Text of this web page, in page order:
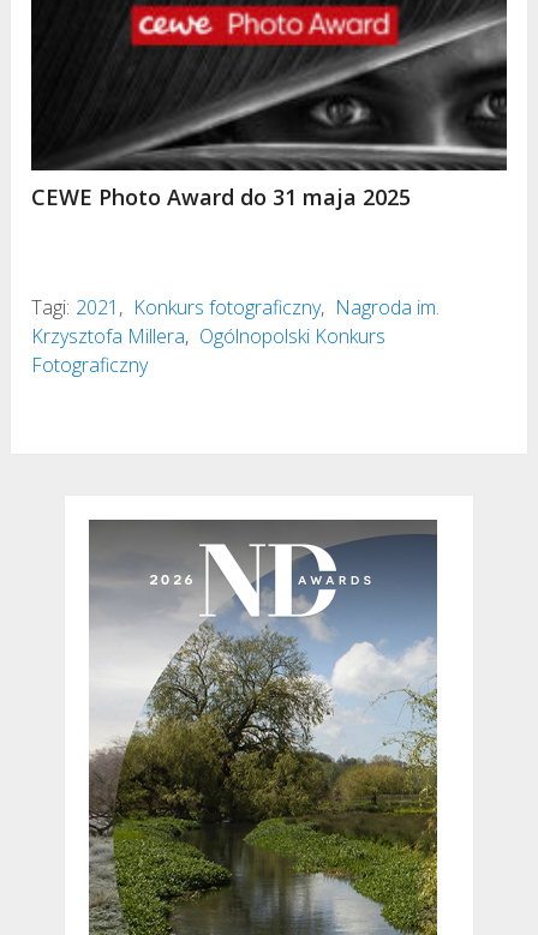
CEWE Photo Award do 31 maja 2025
Tagi: 2021 , Konkurs fotograficzny, Nagroda im.
Krzysztofa Millera, Ogólnopolski Konkurs
Fotograficzny